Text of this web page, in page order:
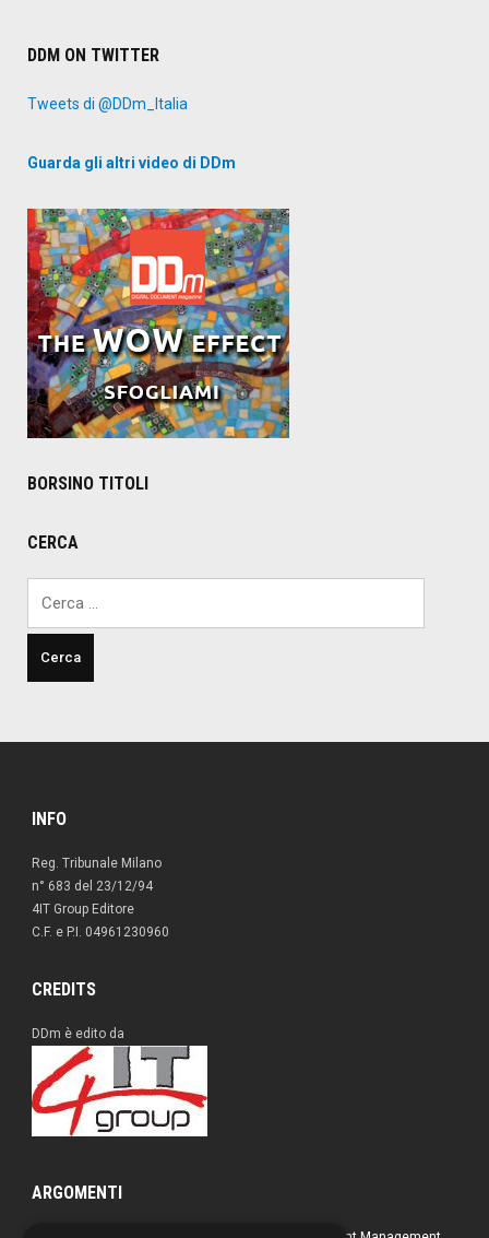
DDM ON TWITTER
Tweets di @DDm_Italia
Guarda gli altri video di DDm
BORSINO TITOLI
CERCA
INFO
Reg. Tribunale Milano
n° 683 del 23/12/94
4IT Group Editore
C.F. e P.I. 04961230960
CREDITS
DDm è edito da
ARGOMENTI